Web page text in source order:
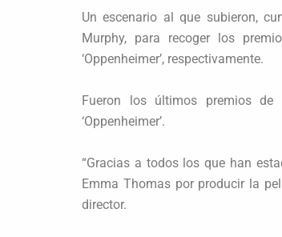
Un escenario al que subieron,
Murphy, para recoger los
‘Oppenheimer’, respectivamente.
Fueron los últimos premios
‘Oppenheimer’.
“Gracias a todos los que han
Emma Thomas por producir la
director.